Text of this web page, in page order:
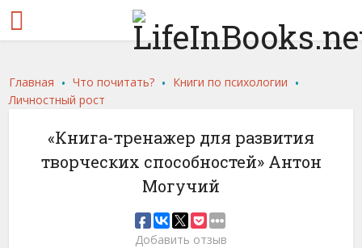
Главная .Что почитать? . Книги по психологии .
Личностный рост
«Книга-тренажер для развития
творческих способностей» Антон
Могучий
Добавить отзыв